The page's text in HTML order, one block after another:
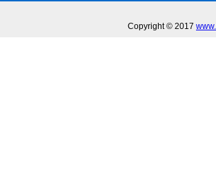
Copyright © 2017